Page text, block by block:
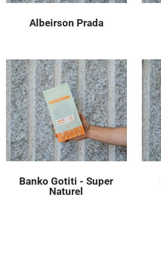
Albeirson Prada
Banko Gotiti - Super
Naturel